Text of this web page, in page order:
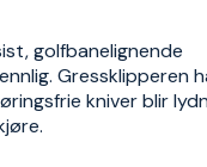
golfbanelignende
Gressklipperen
kniver blir